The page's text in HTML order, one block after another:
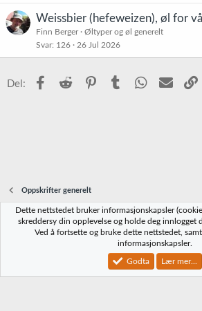
Weissbier (hefeweizen), øl for
Finn Berger
Øltyper og øl generelt
Svar 126 26 Jul 2026
Del: Facebook
Reddit PinterestTumblr WhatsApp
E-post
Oppskrifter generelt
Norbrygg-default
Vilkår og regler
Community platform by XenForo® © 2010-2023 XenForo
Dette nettstedet bruker informasjonskapsler
skreddersy din opplevelse og holde deg innlogget
Ved å fortsette og bruke dette nettstedet,
informasjonskapsler.
Godta Lær mer...